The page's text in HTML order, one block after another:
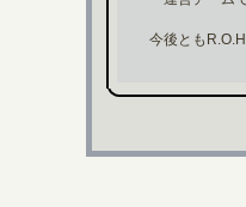
今後とも